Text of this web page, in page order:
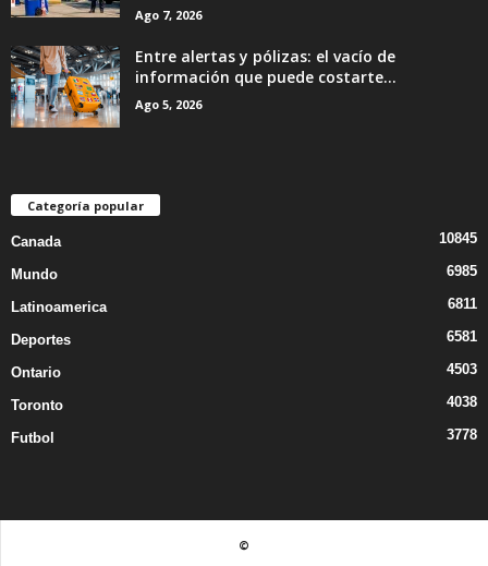
Ago 7, 2026
Entre alertas y pólizas: el vacío de
información que puede costarte...
Ago 5, 2026
Categoría popular
Canada 10845
Mundo 6985
Latinoamerica 6811
Deportes 6581
Ontario 4503
Toronto 4038
Futbol 3778
©